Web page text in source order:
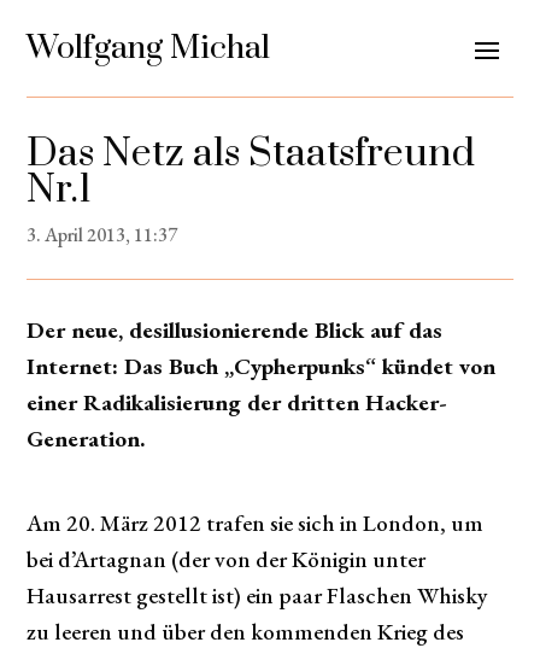
Wolfgang Michal
Das Netz als Staatsfreund
Nr.1
3. April 2013, 11:37
Der neue, desillusionierende Blick auf das
Internet: Das Buch „Cypherpunks“ kündet von
einer Radikalisierung der dritten Hacker-
Generation.
Am 20. März 2012 trafen sie sich in London, um
bei d’Artagnan (der von der Königin unter
Hausarrest gestellt ist) ein paar Flaschen Whisky
zu leeren und über den kommenden Krieg des